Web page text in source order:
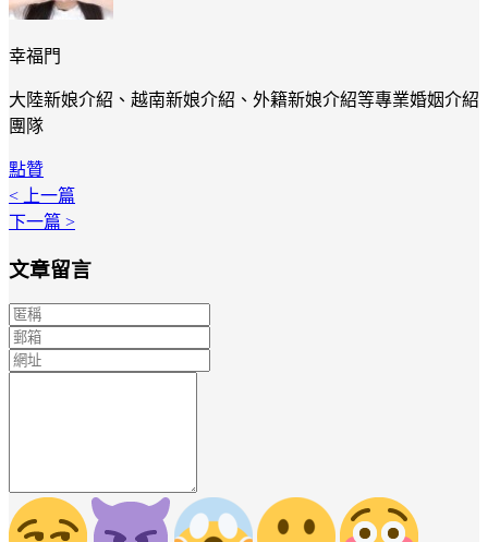
幸福門
大陸新娘介紹、越南新娘介紹、外籍新娘介紹等專業婚姻介紹
團隊
點贊
< 上一篇
下一篇 >
文章留言